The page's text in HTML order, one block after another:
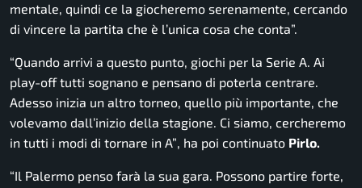
mentale, quindi ce la giocheremo serenamente, cercando
di vincere la partita che è l’unica cosa che conta”.
“Quando arrivi a questo punto, giochi per la Serie A. Ai
play-off tutti sognano e pensano di poterla centrare.
Adesso inizia un altro torneo, quello più importante, che
volevamo dall’inizio della stagione. Ci siamo, cercheremo
in tutti i modi di tornare in A”, ha poi continuato Pirlo.
“Il Palermo penso farà la sua gara. Possono partire forte,